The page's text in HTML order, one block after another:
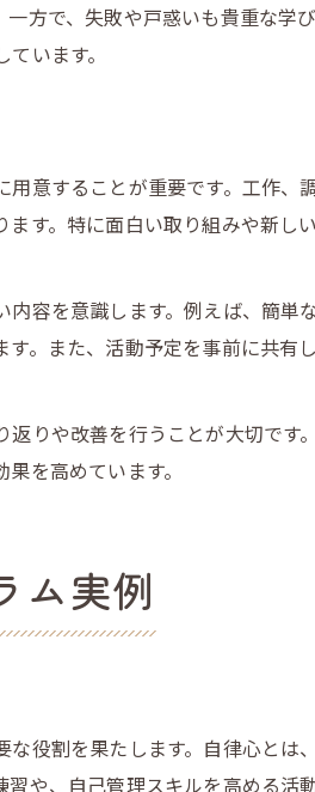
方で、失敗や戸惑いも貴重な学
います。
意することが重要です。工作、
す。特に面白い取り組みや新し
容を意識します。例えば、簡単
。また、活動予定を事前に共有
りや改善を行うことが大切です
を高めています。
ム実例
役割を果たします。自律心とは
や、自己管理スキルを高める活